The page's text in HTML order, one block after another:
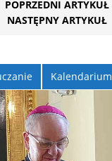
POPRZEDNI ARTYKUŁ
NASTĘPNY ARTYKUŁ
Kalendarium